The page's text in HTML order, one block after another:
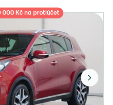
000 Kč na protiúčet